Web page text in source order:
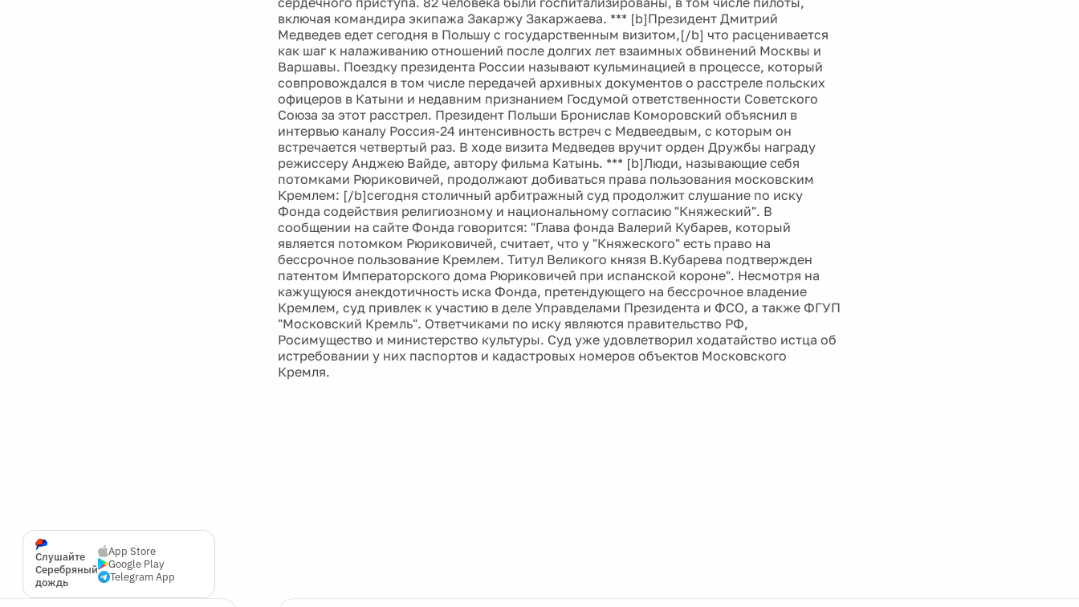
Слушайте
Серебряный
дождь
App Store
Google Play
Telegram App
включая командира экипажа Закаржу Закаржаева. *** [b]Президент Дмитрий
Медведев едет сегодня в Польшу с государственным визитом,[/b] что расценивается
как шаг к налаживанию отношений после долгих лет взаимных обвинений Москвы и
Варшавы. Поездку президента России называют кульминацией в процессе, который
совпровождался в том числе передачей архивных документов о расстреле польских
офицеров в Катыни и недавним признанием Госдумой ответственности Советского
Союза за этот расстрел. Президент Польши Бронислав Коморовский объяснил в
интервью каналу Россия-24 интенсивность встреч с Медвеедвым, с которым он
встречается четвертый раз. В ходе визита Медведев вручит орден Дружбы награду
режиссеру Анджею Вайде, автору фильма Катынь. *** [b]Люди, называющие себя
потомками Рюриковичей, продолжают добиваться права пользования московским
Кремлем: [/b]сегодня столичный арбитражный суд продолжит слушание по иску
Фонда содействия религиозному и национальному согласию "Княжеский". В
сообщении на сайте Фонда говорится: "Глава фонда Валерий Кубарев, который
является потомком Рюриковичей, считает, что у "Княжеского" есть право на
бессрочное пользование Кремлем. Титул Великого князя В.Кубарева подтвержден
патентом Императорского дома Рюриковичей при испанской короне". Несмотря на
кажущуюся анекдотичность иска Фонда, претендующего на бессрочное владение
Кремлем, суд привлек к участию в деле Управделами Президента и ФСО, а также ФГУП
"Московский Кремль". Ответчиками по иску являются правительство РФ,
Росимущество и министерство культуры. Суд уже удовлетворил ходатайство истца об
истребовании у них паспортов и кадастровых номеров объектов Московского
Кремля.